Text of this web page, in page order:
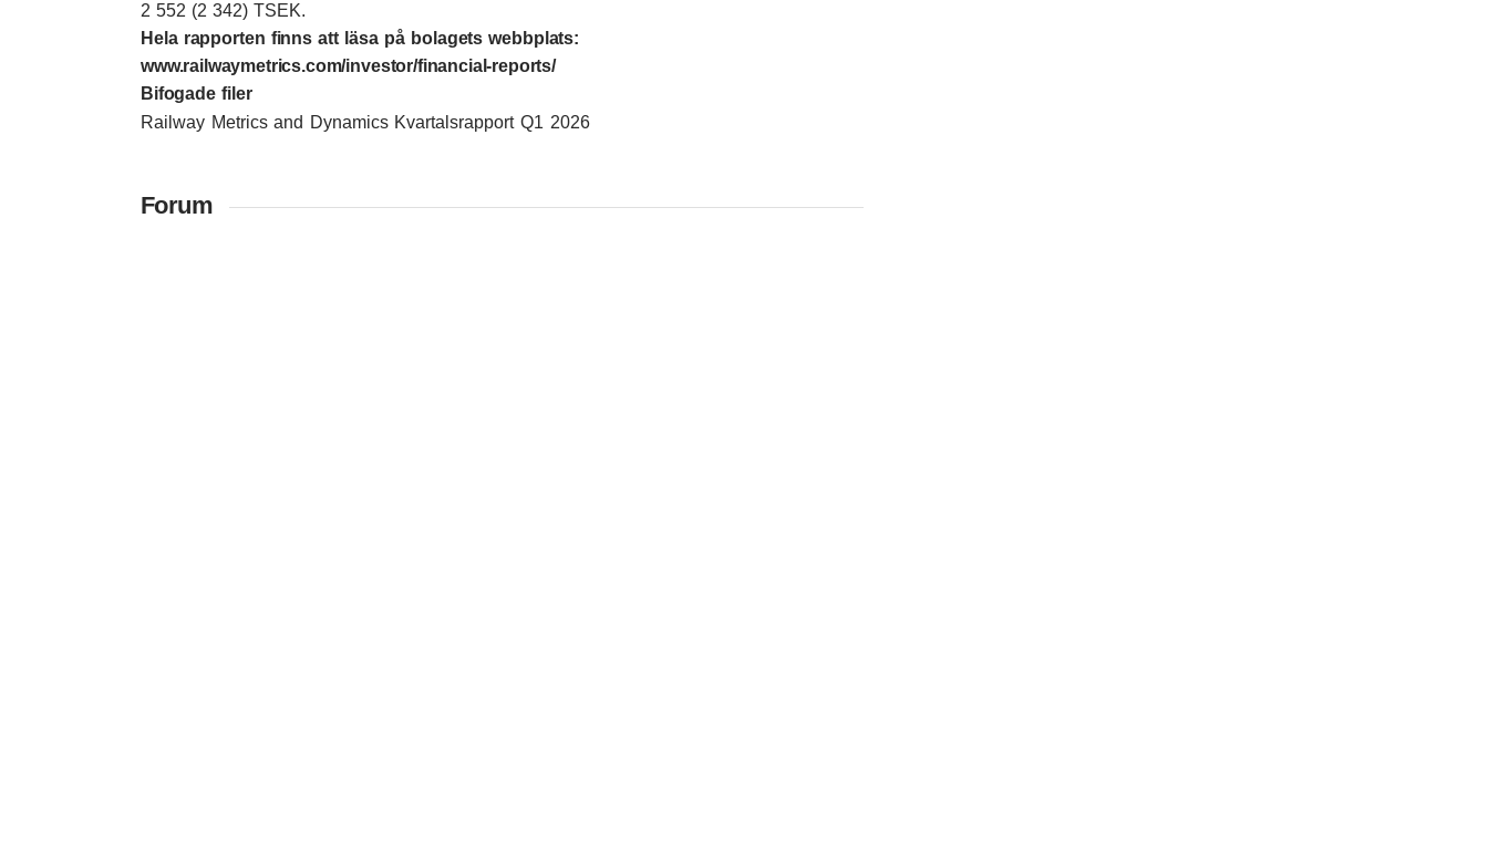
2 552 (2 342) TSEK.
Hela rapporten finns att läsa på bolagets webbplats:
www.railwaymetrics.com/investor/financial-reports/
Bifogade filer
Railway Metrics and Dynamics Kvartalsrapport Q1 2026
Forum